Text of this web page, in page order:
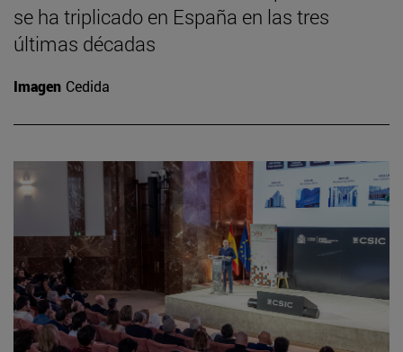
se ha triplicado en España en las tres
últimas décadas
Imagen Cedida